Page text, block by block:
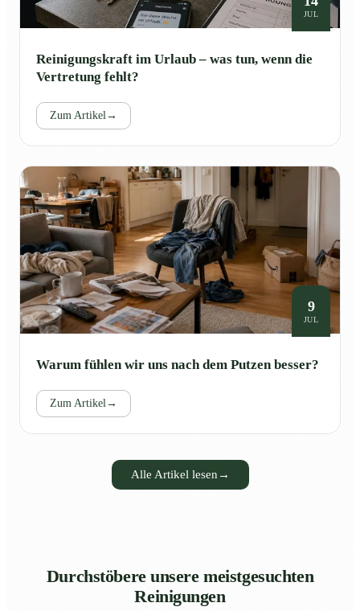
JUL
Reinigungskraft im Urlaub – was tun, wenn die
Vertretung fehlt?
Zum Artikel→
9
JUL
Warum fühlen wir uns nach dem Putzen besser?
Zum Artikel→
Alle Artikel lesen →
Durchstöbere unsere meistgesuchten
Reinigungen